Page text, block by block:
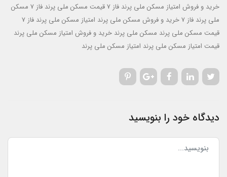
خرید و فروش امتیاز مسکن ملی پرند فاز 7
قیمت مسکن ملی پرند فاز 7
مسکن
ملی پرند فاز 7
خرید و فروش مسکن ملی پرند امتیاز مسکن ملی پرند فاز 7
قیمت مسکن ملی پرند مسکن ملی پرند خرید و فروش امتیاز مسکن ملی پرند
قیمت امتیاز مسکن ملی پرند امتیاز مسکن ملی پرند
دیدگاه خود را بنویسید